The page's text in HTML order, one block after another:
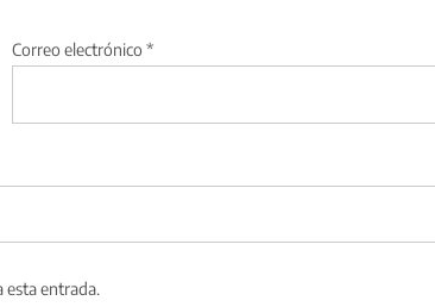
Correo electrónico *
esta entrada.